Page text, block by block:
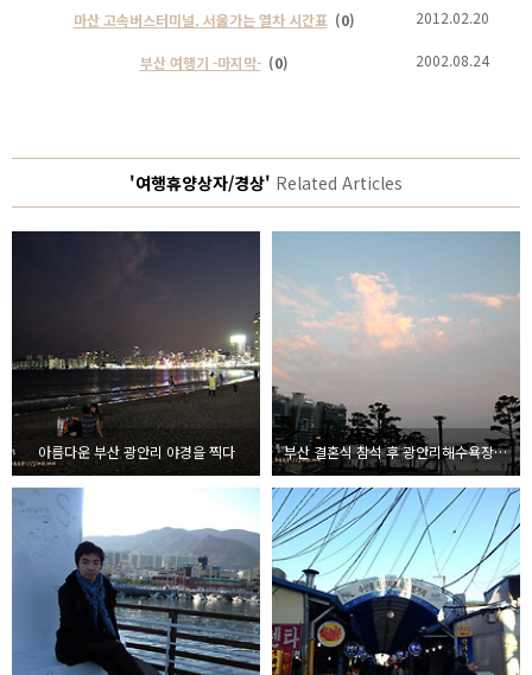
마산 고속버스터미널. 서울가는 열차 시간표 (0) 2012.02.20
부산 여행기 -마지막- (0) 2002.08.24
'여행휴양상자/경상' Related Articles
아름다운 부산 광안리 야경을 찍다 부산 결혼식 참석 후 광안리해수욕장을 바라보며